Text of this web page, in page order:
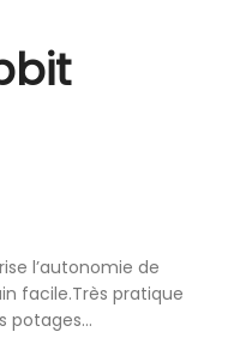
l’autonomie de
facile.Très pratique
potages…